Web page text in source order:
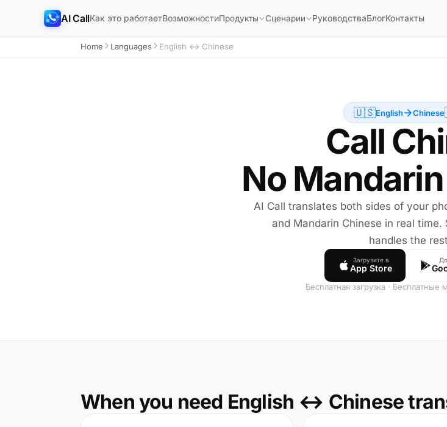
AI CallКак это работаетВозможностиПродукты Сценарии РуководстваБлогКонтакты
Home Languages English ↔ Chinese
🇺🇸English Chinese
Call
No
AI Call translates both sides of your
and Mandarin Chinese in real
handles the
Загрузите в
App Store
Бесплатная загрузка ·
When you need English ↔ Chinese